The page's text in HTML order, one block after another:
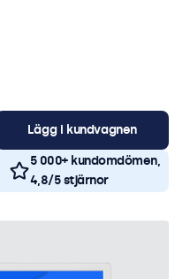
Lägg i kundvagnen
5 000+ kundomdömen,
4,8/5 stjärnor